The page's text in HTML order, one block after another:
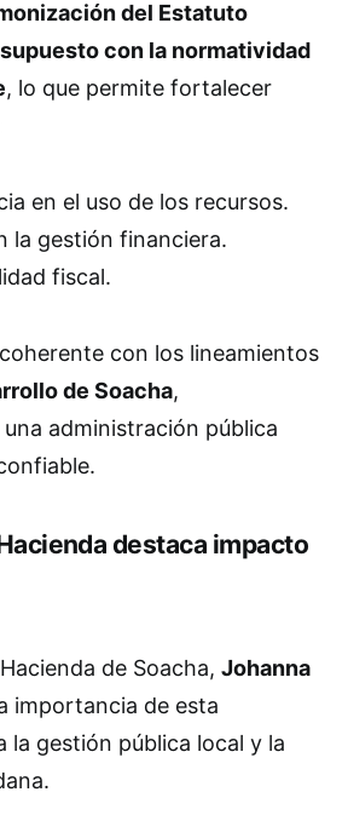
del Estatuto
con la normatividad
, lo que permite fortalecer
en el uso de los recursos.
la gestión financiera.
fiscal.
con los lineamientos
de Soacha,
administración pública
destaca impacto
de Soacha, Johanna
importancia de esta
la gestión pública local y la